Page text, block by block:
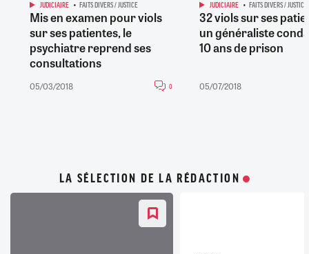
JUDICIAIRE FAITS DIVERS / JUSTICE
Mis en examen pour viols
sur ses patientes, le
psychiatre reprend ses
consultations
05/03/2018 0
JUDICIAIRE FAITS DIVERS / JUSTICE
32 viols sur ses
un généraliste
10 ans de prison
05/07/2018
LA SÉLECTION DE LA RÉDACTION